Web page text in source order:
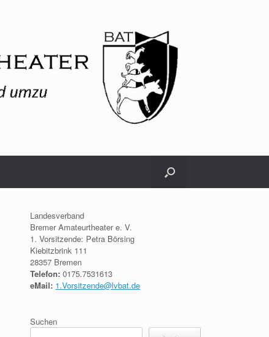
Landesverband
Bremer Amateurtheater e. V.
1. Vorsitzende: Petra Börsing
Kiebitzbrink 111
28357 Bremen
Telefon: 0175.7531613
eMail: 1.Vorsitzende@lvbat.de
Suchen